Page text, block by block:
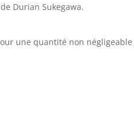
Durian Sukegawa.
une quantité non négligeable